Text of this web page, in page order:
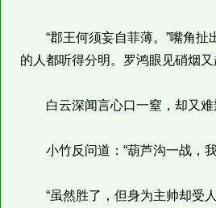
“郡王何须妄自菲薄。”嘴角扯
的人都听得分明。罗鸿眼见硝烟
白云深闻言心口一窒，却又难
小竹反问道：“葫芦沟一战，我
“虽然胜了，但身为主帅却受人